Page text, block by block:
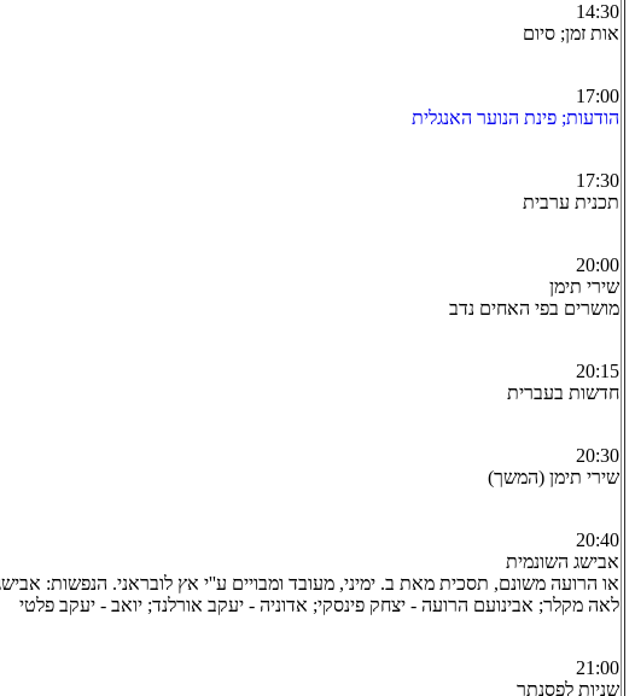
14:30
אות זמן; סיום
17:00
הודעות; פינת הנוער האנגלית
17:30
תכנית ערבית
20:00
שירי תימן
מושרים בפי האחים נדב
20:15
חדשות בעברית
20:30
שירי תימן (המשך)
20:40
אבישג השונמית
או הרועה משונם, תסכית מאת ב. ימיני, מעובד ומבויים ע''י אץ לובראני. הנפשות:
לאה מקלר; אבינועם הרועה - יצחק פינסקי; אדוניה - יעקב אורלנד; יואב - יעקב פלטי
21:00
שניות לפסנתר